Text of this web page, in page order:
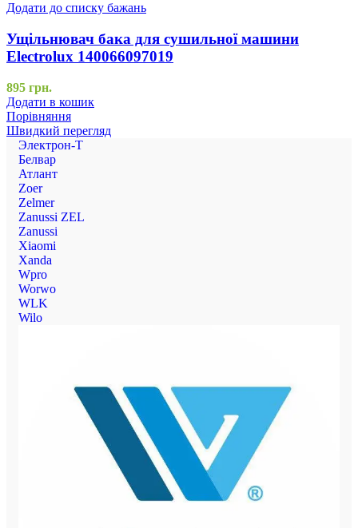
Додати до списку бажань
Ущільнювач бака для сушильної машини
Electrolux 140066097019
895 грн.
Додати в кошик
Порівняння
Швидкий перегляд
Электрон-Т
Белвар
Атлант
Zoer
Zelmer
Zanussi ZEL
Zanussi
Xiaomi
Xanda
Wpro
Worwo
WLK
Wilo